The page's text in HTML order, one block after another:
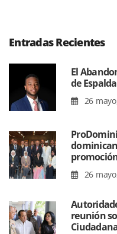
Entradas Recientes
El
de
26
26
reunión